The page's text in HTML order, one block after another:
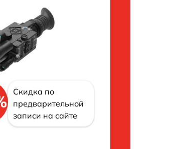
Скидка по
предварительной
записи на сайте